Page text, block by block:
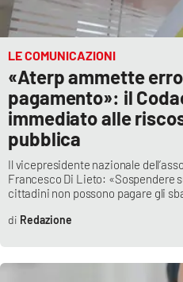
LE COMUNICAZIONI
«Aterp ammette
pagamento»: il
immediato alle
pubblica
Il vicepresidente nazionale
Francesco Di Lieto: «Sospendere
cittadini non possono pagare gli
Redazione